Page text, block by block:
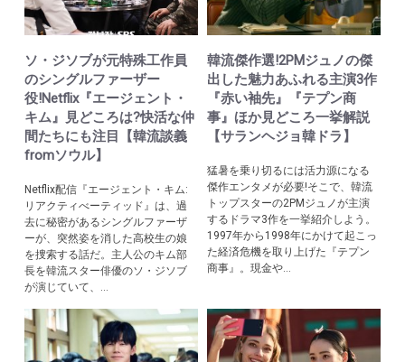
ソ・ジソブが元特殊工作員
のシングルファーザー
役!Netflix『エージェント・
キム』見どころは?快活な仲
間たちにも注目【韓流談義
fromソウル】
Netflix配信『エージェント・キム:
リアクティべーティッド』は、過
去に秘密があるシングルファーザ
ーが、突然姿を消した高校生の娘
を捜索する話だ。主人公のキム部
長を韓流スター俳優のソ・ジソブ
が演じていて、...
韓流傑作選!2PMジュノの傑
出した魅力あふれる主演3作
『赤い袖先』『テプン商
事』ほか見どころ一挙解説
【サランヘジョ韓ドラ】
猛暑を乗り切るには活力源になる
傑作エンタメが必要!そこで、韓流
トップスターの2PMジュノが主演
するドラマ3作を一挙紹介しよう。
1997年から1998年にかけて起こっ
た経済危機を取り上げた『テプン
商事』。現金や...